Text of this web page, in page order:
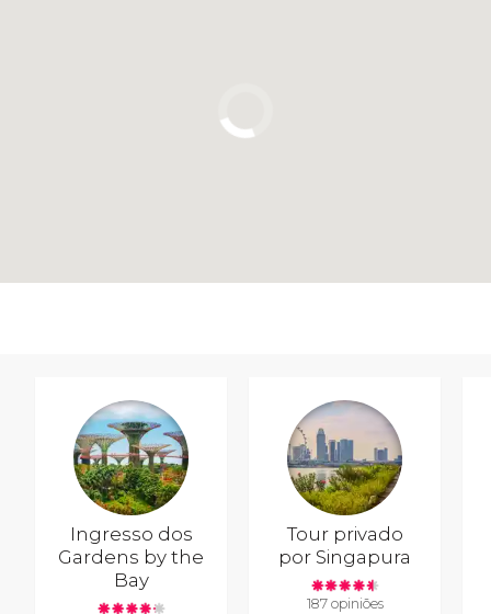
Ingresso dos
Gardens by the
Bay
Tour privado
por Singapura
187 opiniões